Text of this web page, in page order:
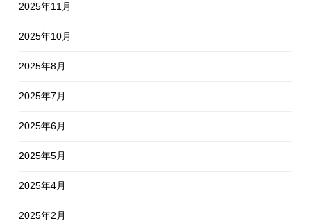
2025年11月
2025年10月
2025年8月
2025年7月
2025年6月
2025年5月
2025年4月
2025年2月